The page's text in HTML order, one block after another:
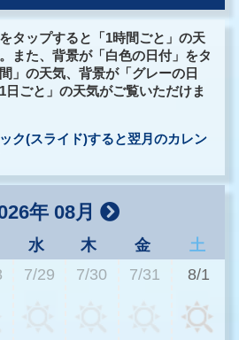
タップすると「1時間ごと」の天
また、背景が「白色の日付」をタ
」の天気、背景が「グレーの日
ごと」の天気がご覧いただけま
ク(スライド)すると翌月のカレン
年 08月
水 木 金
土
7/29 7/30 7/31 8/1